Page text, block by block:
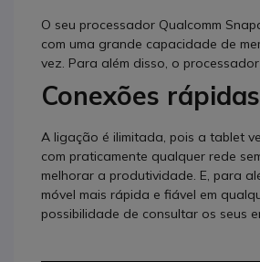
O seu processador Qualcomm
com uma grande capacidade de
vez. Para além disso, o
Conexões
A ligação é ilimitada, pois a tablet
com praticamente qualquer rede
melhorar a produtividade. E, para
móvel mais rápida e fiável em
possibilidade de consultar os seus